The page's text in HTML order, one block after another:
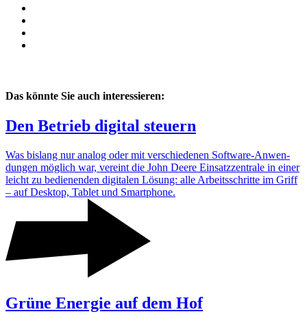
Das könnte Sie auch interessieren:
Den Betrieb digital steuern
Was bislang nur analog oder mit verschie­denen Soft­ware-Anwen­
dungen möglich war, vereint die John Deere Einsatz­zen­trale in einer
leicht zu bedie­nenden digi­talen Lösung: alle Arbeits­schritte im Griff
– auf Desktop, Tablet und Smart­phone.
Grüne Energie auf dem Hof